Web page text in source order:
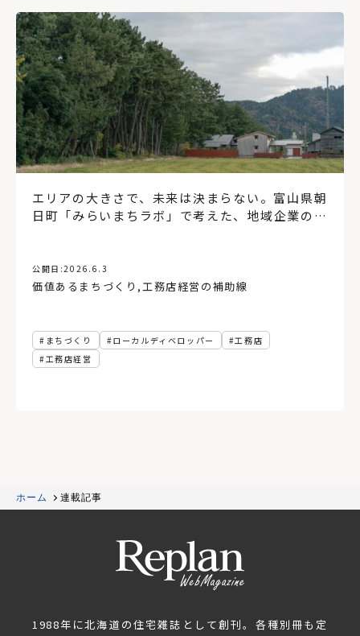
エリアの大きさで、未来は決まらない。富山県朝
日町「みらいまちラボ」で考えた、地域企業の新
公開日:2026.6.3
価値あるまちづくり ,工務店経営の補助線
まちづくり ローカルディベロッパー
工務店
工務店経営
ホーム 連載記事
1988年に北海道の住宅雑誌として創刊。各種別冊も定